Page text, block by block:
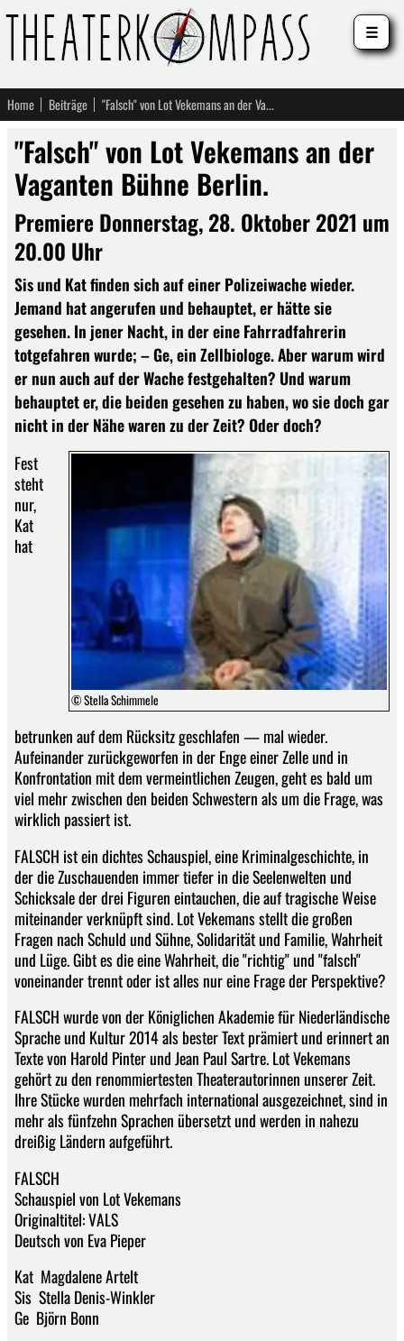
Home Beiträge "Falsch" von Lot Vekemans an der Vaganten Bühne Berlin.
"Falsch" von Lot Vekemans an der
Vaganten Bühne Berlin.
Premiere Donnerstag, 28. Oktober 2021 um
20.00 Uhr
Sis und Kat finden sich auf einer Polizeiwache wieder.
Jemand hat angerufen und behauptet, er hätte sie
gesehen. In jener Nacht, in der eine Fahrradfahrerin
totgefahren wurde; – Ge, ein Zellbiologe. Aber warum wird
er nun auch auf der Wache festgehalten? Und warum
behauptet er, die beiden gesehen zu haben, wo sie doch gar
nicht in der Nähe waren zu der Zeit? Oder doch?
© Stella Schimmele
Fest
steht
nur,
Kat
hat
betrunken auf dem Rücksitz geschlafen — mal wieder.
Aufeinander zurückgeworfen in der Enge einer Zelle und in
Konfrontation mit dem vermeintlichen Zeugen, geht es bald um
viel mehr zwischen den beiden Schwestern als um die Frage, was
wirklich passiert ist.
FALSCH ist ein dichtes Schauspiel, eine Kriminalgeschichte, in
der die Zuschauenden immer tiefer in die Seelenwelten und
Schicksale der drei Figuren eintauchen, die auf tragische Weise
miteinander verknüpft sind. Lot Vekemans stellt die großen
Fragen nach Schuld und Sühne, Solidarität und Familie, Wahrheit
und Lüge. Gibt es die eine Wahrheit, die "richtig" und "falsch"
voneinander trennt oder ist alles nur eine Frage der Perspektive?
FALSCH wurde von der Königlichen Akademie für Niederländische
Sprache und Kultur 2014 als bester Text prämiert und erinnert an
Texte von Harold Pinter und Jean Paul Sartre. Lot Vekemans
gehört zu den renommiertesten Theaterautorinnen unserer Zeit.
Ihre Stücke wurden mehrfach international ausgezeichnet, sind in
mehr als fünfzehn Sprachen übersetzt und werden in nahezu
dreißig Ländern aufgeführt.
FALSCH
Schauspiel von Lot Vekemans
Originaltitel: VALS
Deutsch von Eva Pieper
Kat Magdalene Artelt
Sis Stella Denis-Winkler
Ge Björn Bonn
☰